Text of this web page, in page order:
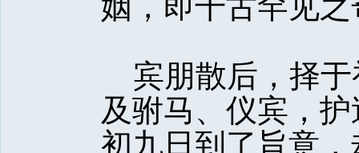
姻，即千古罕见之
宾朋散后，择于
及驸马、仪宾，
初九日到了旨意